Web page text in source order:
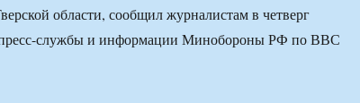
области, сообщил журналистам в четверг
пресс-службы и информации Минобороны РФ по ВВС